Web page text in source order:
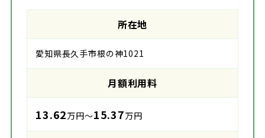
所在地
愛知県長久手市根の神1021
月額利用料
13.62万円～15.37万円